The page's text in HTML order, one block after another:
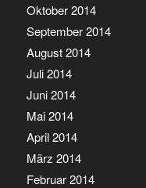
Oktober 2014
September 2014
August 2014
Juli 2014
Juni 2014
Mai 2014
April 2014
März 2014
Februar 2014